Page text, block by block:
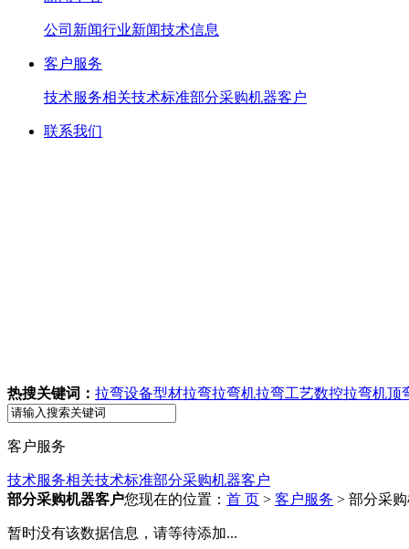
公司新闻行业新闻技术信息
客户服务
技术服务相关技术标准部分采购机器客户
联系我们
热搜关键词： 拉弯设备型材拉弯拉弯机拉弯工艺数控拉弯机顶
客户服务
技术服务相关技术标准部分采购机器客户
部分采购机器客户您现在的位置： 首 页 > 客户服务 > 部分采
暂时没有该数据信息，请等待添加...